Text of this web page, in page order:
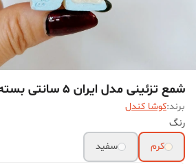
شمع تزئینی مدل ایران 5 سانتی بسته 2 عددی
برند:کوشا کندل
رنگ
کرم
سفید